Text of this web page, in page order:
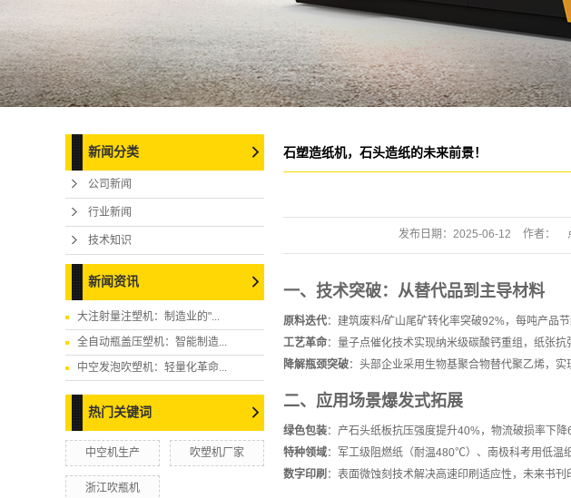
新闻分类
公司新闻
行业新闻
技术知识
新闻资讯
大注射量注塑机：制造业的"...
全自动瓶盖压塑机：智能制造...
中空发泡吹塑机：轻量化革命...
热门关键词
中空机生产 吹塑机厂家
浙江吹瓶机
石塑造纸机，石头造纸的未来前景！
发布日期： 2025-06-12 作者：
一、技术突破：从替代品到主导材料
原料迭代：建筑废料/矿山尾矿转化率突破92%，每吨产品
工艺革命：量子点催化技术实现纳米级碳酸钙重组，纸张抗
降解瓶颈突破：头部企业采用生物基聚合物替代聚乙烯，实
二、应用场景爆发式拓展
绿色包装：产石头纸板抗压强度提升40%，物流破损率下
特种领域：军工级阻燃纸（耐温480℃）、南极科考用低
数字印刷 ：表面微蚀刻技术解决高速印刷适应性，未来书